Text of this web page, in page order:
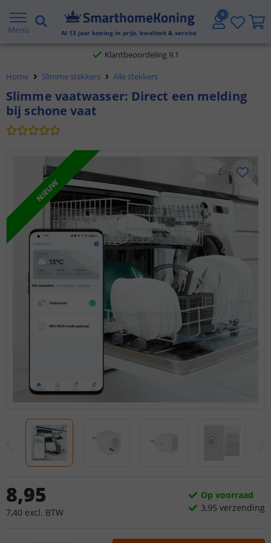
Menu Al 13 jaar koning in prijs, kwaliteit & service
Gratis verzending vanaf € 20,- NL en BE
Klantbeoordeling 9.1
Voor 23:45 uur besteld, morgen in huis
Home Slimme stekkers Alle stekkers
Slimme vaatwasser: Direct een melding
bij schone vaat
NIEUW
8,95
7,40 excl. BTW
Op voorraad
3,95 verzending